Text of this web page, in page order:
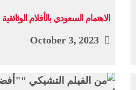
الاهتمام السعودي بالأفلام الوثائقية
October 3, 2023